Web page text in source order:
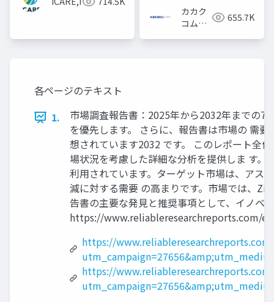
カカク
コム採
655.7K
各ページのテキスト
1.
市場調査報告書：2025年から2032年までの
を優先します。 さらに、報告書は市場の 需
想されています2032 です。 このレポート全
場状況を考慮した詳細な分析を提供しま す
利用されています。ターゲット市場は、アス
減に対する需要 の高まりです。市場では、
告書の主要な発見と推奨事項として、イノベ
https://www.reliableresearchreports.com/
https://
https://